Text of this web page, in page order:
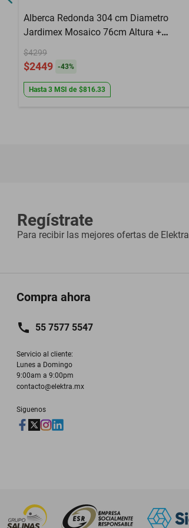
Alberca Redonda 304 cm Diametro
Jardimex Mosaico 76cm Altura +
Bomba
$4299
$2449 -43%
Hasta 3 MSI de $816.33
Regístrate
Para recibir las mejores ofertas de Elektra
Compra ahora
55 7577 5547
Servicio al cliente:
Lunes a Domingo
9:00am a 9:00pm
contacto@elektra.mx
Siguenos